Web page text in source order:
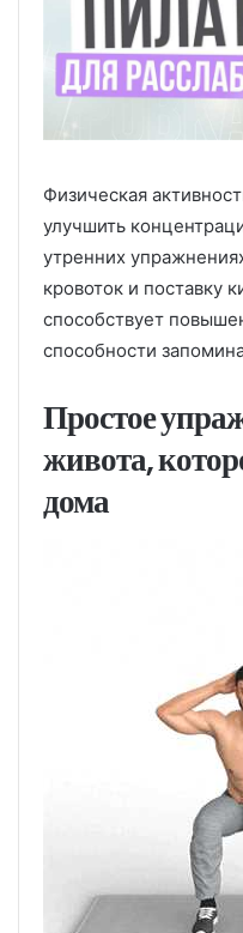
Физическая
улучшить
утренних
кровоток и поставку
способствует
способности
Простое
живота,
дома